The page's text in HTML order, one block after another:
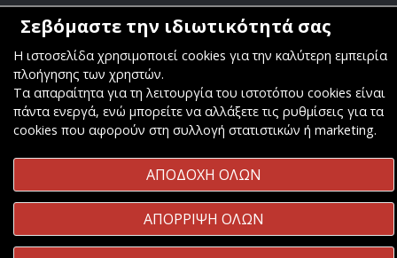
ΠΛΗΡΩΜΕΣ
Τραπεζικοί Λογαριασμοί
Κατασκευή & Φιλοξενία
Σεβόμαστε την ιδιωτικότητά σας
Η ιστοσελίδα χρησιμοποιεί cookies για την καλύτερη εμπειρία
πλοήγησης των χρηστών.
Τα απαραίτητα για τη λειτουργία του ιστοτόπου cookies είναι
πάντα ενεργά, ενώ μπορείτε να αλλάξετε τις ρυθμίσεις για τα
cookies που αφορούν στη συλλογή στατιστικών ή marketing.
ΑΠΟΔΟΧΗ ΟΛΩΝ
ΑΠΟΡΡΙΨΗ ΟΛΩΝ